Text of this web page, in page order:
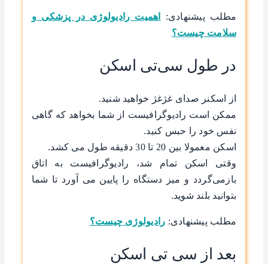
مطلب پیشنهادی:اهمیت رادیولوژی در پزشکی و
سلامت چیست؟
در طول سی‌تی اسکن
از اسکنر صدای غژغژ خواهید شنید.
ممکن است رادیوگرافیست از شما بخواهد که گاهی
نفس خود را حبس کنید.
اسکن معمولا بین 20 تا 30 دقیقه طول می کشد.
وقتی اسکن تمام شد، رادیوگرافیست به اتاق
بازمی‌گردد و میز دستگاه را پایین می آورد تا شما
بتوانید بلند شوید.
مطلب پیشنهادی:رادیولوژی چیست؟
بعد از سی تی اسکن